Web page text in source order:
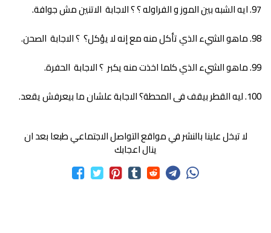
ايه الشبه بين الموز و الفراوله ؟ ؟ الاجابة الاتنين مش جوافة.
ماهو الشيء الذي تأكل منه مع إنه لا يؤكل؟ ؟ الاجابة الصحن.
ماهو الشيء الذي كلما اخذت منه يكبر ؟ الاجابة الحفرة.
ليه القطر بيقف فى المحطة؟ الاجابة علشان ما بيعرفش يقعد.
لا تبخل علينا بالنشر في مواقع التواصل الاجتماعي طبعا بعد ان
ينال اعجابك